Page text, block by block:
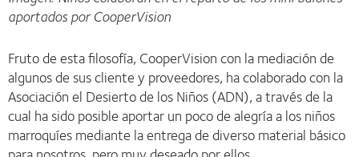
aportados por CooperVision
Fruto de esta filosofía, CooperVision con la mediación de
algunos de sus cliente y proveedores, ha colaborado con la
Asociación el Desierto de los Niños (ADN), a través de la
cual ha sido posible aportar un poco de alegría a los niños
marroquíes mediante la entrega de diverso material básico